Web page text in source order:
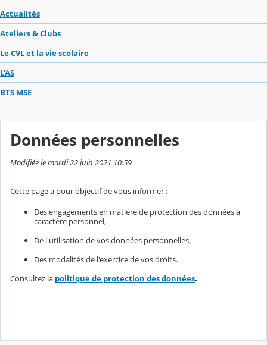
Actualités
Ateliers & Clubs
Le CVL et la vie scolaire
L'AS
BTS MSE
Données personnelles
Modifiée le mardi 22 juin 2021 10:59
Cette page a pour objectif de vous informer :
Des engagements en matière de protection des données à
caractère personnel,
De l'utilisation de vos données personnelles,
Des modalités de l'exercice de vos droits.
Consultez la politique de protection des données.